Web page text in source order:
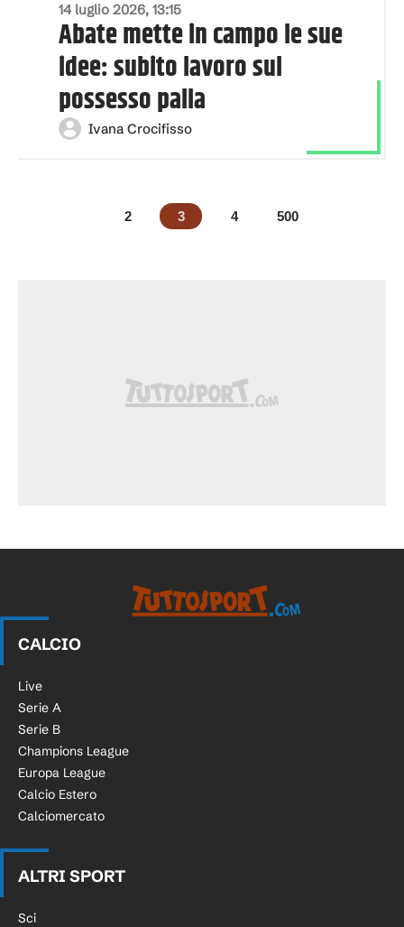
14 luglio 2026, 13:15
Abate mette in campo le sue
idee: subito lavoro sul
possesso palla
Ivana Crocifisso
2 3 4 500
CALCIO
Live
Serie A
Serie B
Champions League
Europa League
Calcio Estero
Calciomercato
ALTRI SPORT
Sci